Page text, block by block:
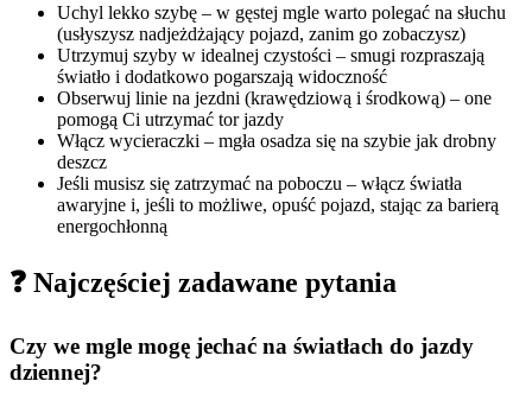
Uchyl lekko szybę – w gęstej mgle warto polegać na słuchu
(usłyszysz nadjeżdżający pojazd, zanim go zobaczysz)
Utrzymuj szyby w idealnej czystości – smugi rozpraszają
światło i dodatkowo pogarszają widoczność
Obserwuj linie na jezdni (krawędziową i środkową) – one
pomogą Ci utrzymać tor jazdy
Włącz wycieraczki – mgła osadza się na szybie jak drobny
deszcz
Jeśli musisz się zatrzymać na poboczu – włącz światła
awaryjne i, jeśli to możliwe, opuść pojazd, stając za barierą
energochłonną
❓ Najczęściej zadawane pytania
Czy we mgle mogę jechać na światłach do jazdy
dziennej?